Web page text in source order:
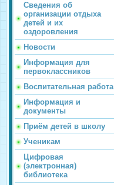
Сведения об
организации отдыха
детей и их
оздоровления
Новости
Информация для
первоклассников
Воспитательная работа
Информация и
документы
Приём детей в школу
Ученикам
Цифровая
(электронная)
библиотека